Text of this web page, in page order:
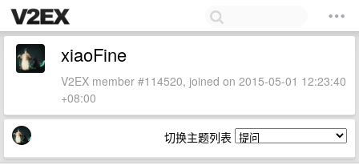
xiaoFine
V2EX member #114520, joined on 2015-05-01 12:23:40
+08:00
切换主题列表